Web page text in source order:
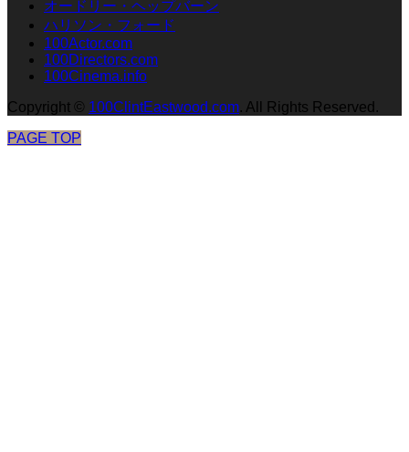
オードリー・ヘップバーン
ハリソン・フォード
100Actor.com
100Directors.com
100Cinema.info
Copyright © 100ClintEastwood.com. All Rights Reserved.
PAGE TOP